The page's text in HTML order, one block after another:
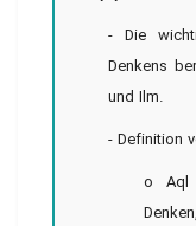
- Die
Denkens
und Ilm.
- Definition
o Aql